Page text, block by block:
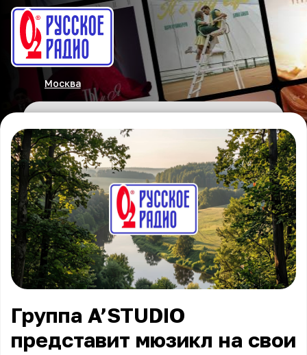
Москва
Группа A’STUDIO
представит мюзикл на свои